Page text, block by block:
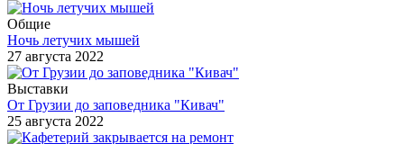
Общие
Ночь летучих мышей
27 августа 2022
Выставки
От Грузии до заповедника "Кивач"
25 августа 2022